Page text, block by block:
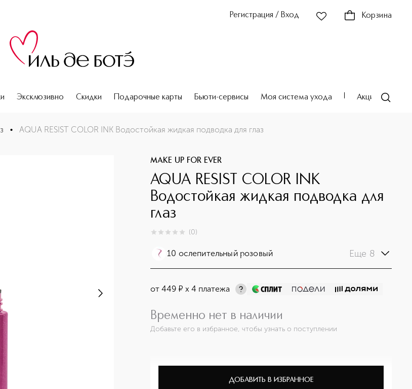
Регистрация / Вход Корзина
Эксклюзивно Скидки Подарочные карты Бьюти-сервисы Моя система ухода Акции
• AQUA RESIST COLOR INK Водостойкая жидкая подводка для глаз
MAKE UP FOR EVER
AQUA RESIST COLOR INK
Водостойкая жидкая подводка для
глаз
0из 0 (0)
10 ослепительный розовый Еще 8
от449 ¤ х 4 платежа
Временно нет в наличии
Добавьте его в избранное, чтобы узнать о поступлении
ДОБАВИТЬ В ИЗБРАННОЕ